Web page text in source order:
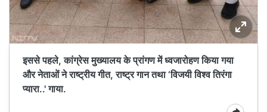
इससे पहले, कांग्रेस मुख्यालय के प्रांगण में ध्वजारोहण किया गया
और नेताओं ने राष्ट्रीय गीत, राष्ट्र गान तथा ‘विजयी विश्व तिरंगा
प्यारा..' गाया.